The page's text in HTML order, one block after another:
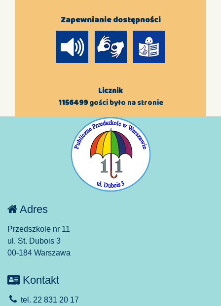
Zapewnianie dostępności
Licznik
1156499gości było na stronie
Adres
Przedszkole nr 11
ul. St. Dubois 3
00-184 Warszawa
Kontakt
tel. 22 831 20 17